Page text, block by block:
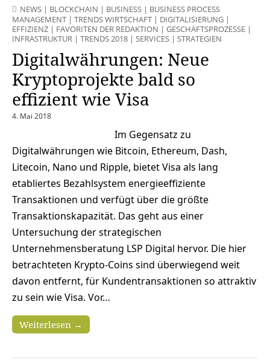
NEWS | BLOCKCHAIN | BUSINESS | BUSINESS PROCESS
MANAGEMENT | TRENDS WIRTSCHAFT | DIGITALISIERUNG |
EFFIZIENZ | FAVORITEN DER REDAKTION | GESCHÄFTSPROZESSE |
INFRASTRUKTUR | TRENDS 2018 | SERVICES | STRATEGIEN
Digitalwährungen: Neue
Kryptoprojekte bald so
effizient wie Visa
4. Mai 2018
Im Gegensatz zu
Digitalwährungen wie Bitcoin, Ethereum, Dash,
Litecoin, Nano und Ripple, bietet Visa als lang
etabliertes Bezahlsystem energieeffiziente
Transaktionen und verfügt über die größte
Transaktionskapazität. Das geht aus einer
Untersuchung der strategischen
Unternehmensberatung LSP Digital hervor. Die hier
betrachteten Krypto-Coins sind überwiegend weit
davon entfernt, für Kundentransaktionen so attraktiv
zu sein wie Visa. Vor…
Weiterlesen →